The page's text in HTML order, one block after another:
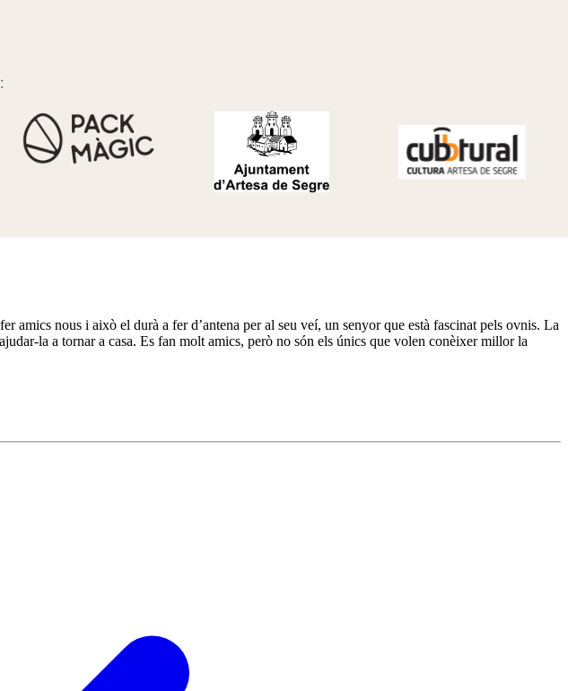
amics nous i això el durà a fer d’antena per al seu veí, un senyor que està fascinat pels ovnis. La
la a tornar a casa. Es fan molt amics, però no són els únics que volen conèixer millor la